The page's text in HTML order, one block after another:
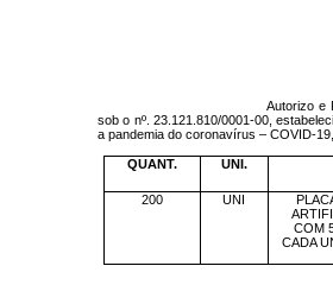
Autorizo e
sob o nº. 23.121.810/0001-00,
a pandemia do coronavírus – COVID-
QUANT. UNI.
200 UNI
COM
CADA